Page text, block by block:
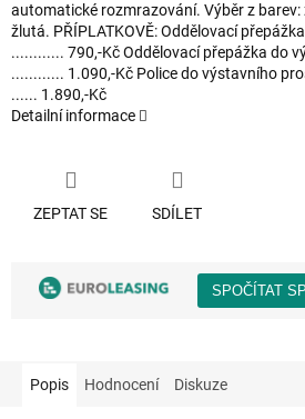
automatické rozmrazování. Výběr z barev:
žlutá. PŘÍPLATKOVĚ: Oddělovací
............ 790,-Kč Oddělovací přepážka do
............ 1.090,-Kč Police do výstavního
...... 1.890,-Kč
Detailní informace
ZEPTAT SE SDÍLET
Popis Hodnocení Diskuze